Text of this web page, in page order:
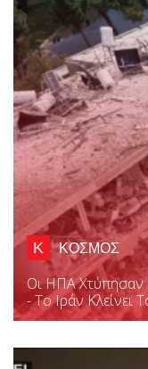
Κ ΚΟΣΜΟΣ
Οι ΗΠΑ Χτύπησαν
- Το Ιράν Κλείνει